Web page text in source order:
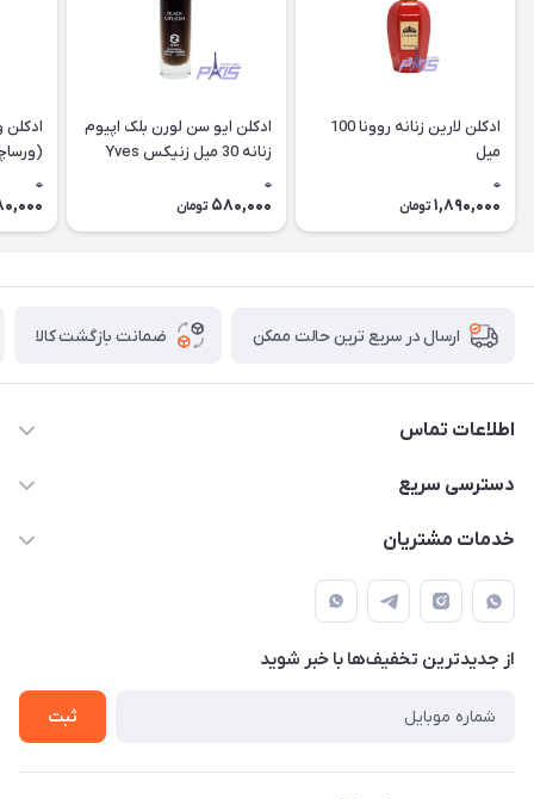
ادکلن لارین زنانه روونا 100
میل
0
1,890,000 تومان
ادکلن ایو سن لورن بلک اپیوم
زنانه 30 میل زنیکس Yves
0
580,000 تومان
ادکلن
(vip
0
ارسال در سریع ترین حالت ممکن ضمانت بازگشت کالا
اطلاعات تماس
09387538030
دهقانی
دسترسی سریع
حساب کاربری
لیست محصولات
درباره ما
خدمات مشتریان
قوانین و مقررات
حریم خصوصی
راهنما
از جدید‌ترین تخفیف‌ها با‌ خبر شوید
ثبت